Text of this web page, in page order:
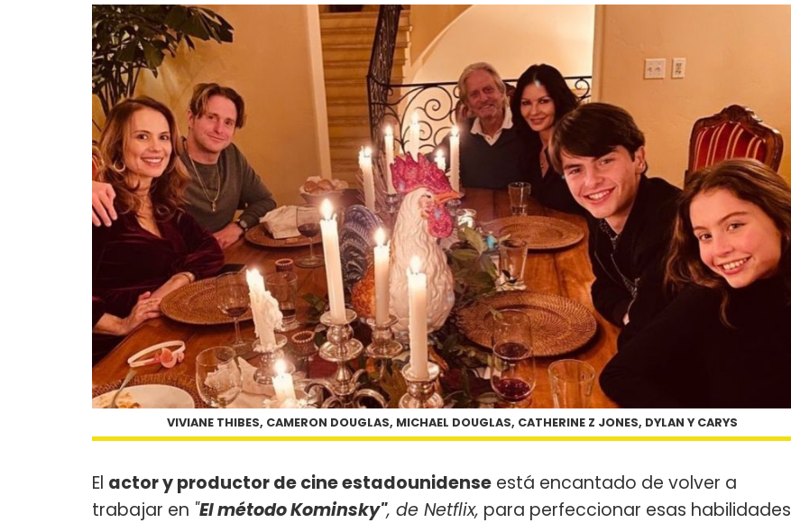
VIVIANE THIBES, CAMERON DOUGLAS, MICHAEL DOUGLAS, CATHERINE Z JONES, DYLAN Y CARYS
El actor y productor de cine estadounidense está encantado de volver a
trabajar en "El método Kominsky", de Netflix, para perfeccionar esas habilidades